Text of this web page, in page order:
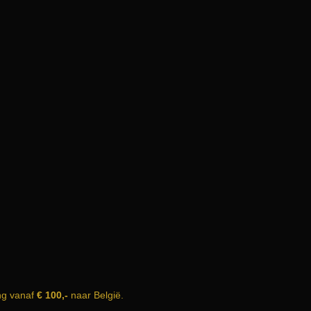
vanaf € 100,- naar België.